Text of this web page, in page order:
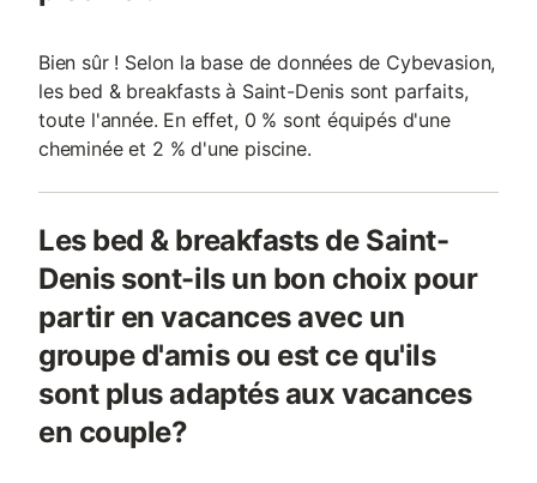
Bien sûr ! Selon la base de données de Cybevasion,
les bed & breakfasts à Saint-Denis sont parfaits,
toute l'année. En effet, 0 % sont équipés d'une
cheminée et 2 % d'une piscine.
Les bed & breakfasts de Saint-
Denis sont-ils un bon choix pour
partir en vacances avec un
groupe d'amis ou est ce qu'ils
sont plus adaptés aux vacances
en couple?